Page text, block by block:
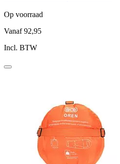
Op voorraad
Vanaf 92,95
Incl. BTW